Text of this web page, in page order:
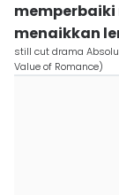
menaikkan
still cut drama
Value of Romance)